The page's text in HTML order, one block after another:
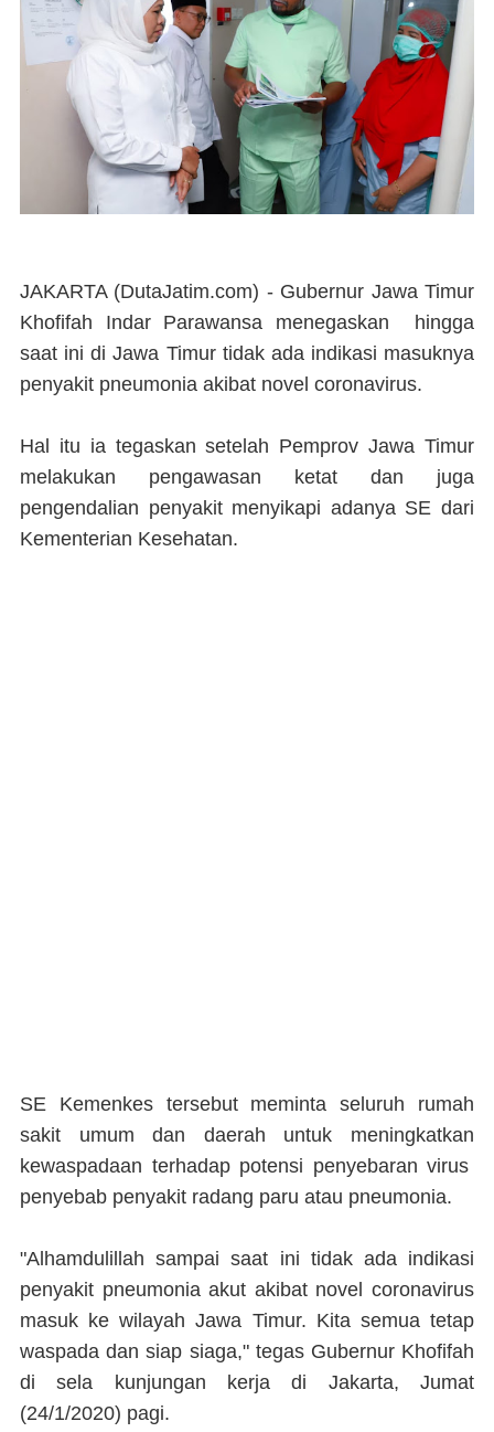
JAKARTA (DutaJatim.com) - Gubernur Jawa Timur
Khofifah Indar Parawansa menegaskan hingga
saat ini di Jawa Timur tidak ada indikasi masuknya
penyakit pneumonia akibat novel coronavirus.
Hal itu ia tegaskan setelah Pemprov Jawa Timur
melakukan pengawasan ketat dan juga
pengendalian penyakit menyikapi adanya SE dari
Kementerian Kesehatan.
SE Kemenkes tersebut meminta seluruh rumah
sakit umum dan daerah untuk meningkatkan
kewaspadaan terhadap potensi penyebaran virus
penyebab penyakit radang paru atau pneumonia.
"Alhamdulillah sampai saat ini tidak ada indikasi
penyakit pneumonia akut akibat novel coronavirus
masuk ke wilayah Jawa Timur. Kita semua tetap
waspada dan siap siaga," tegas Gubernur Khofifah
di sela kunjungan kerja di Jakarta, Jumat
(24/1/2020) pagi.